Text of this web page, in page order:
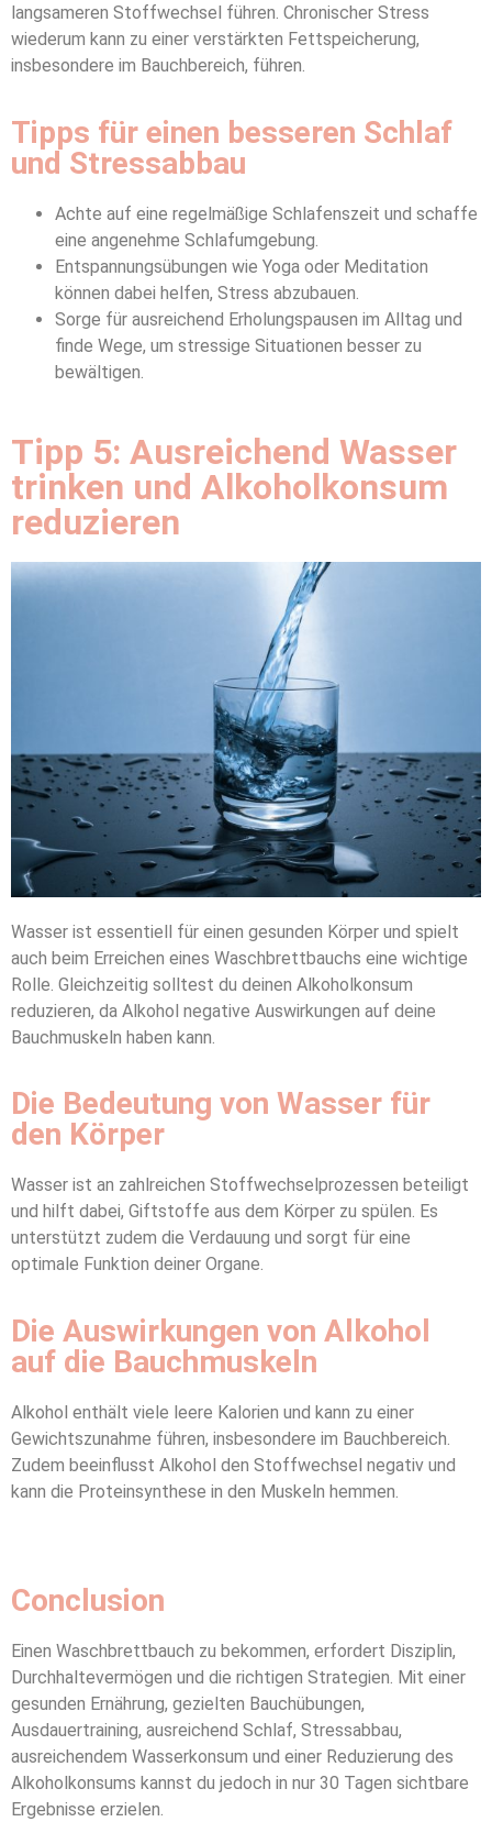
langsameren Stoffwechsel führen. Chronischer Stress
wiederum kann zu einer verstärkten Fettspeicherung,
insbesondere im Bauchbereich, führen.
Tipps für einen besseren Schlaf
und Stressabbau
Achte auf eine regelmäßige Schlafenszeit und schaffe
eine angenehme Schlafumgebung.
Entspannungsübungen wie Yoga oder Meditation
können dabei helfen, Stress abzubauen.
Sorge für ausreichend Erholungspausen im Alltag und
finde Wege, um stressige Situationen besser zu
bewältigen.
Tipp 5: Ausreichend Wasser
trinken und Alkoholkonsum
reduzieren
Wasser ist essentiell für einen gesunden Körper und spielt
auch beim Erreichen eines Waschbrettbauchs eine wichtige
Rolle. Gleichzeitig solltest du deinen Alkoholkonsum
reduzieren, da Alkohol negative Auswirkungen auf deine
Bauchmuskeln haben kann.
Die Bedeutung von Wasser für
den Körper
Wasser ist an zahlreichen Stoffwechselprozessen beteiligt
und hilft dabei, Giftstoffe aus dem Körper zu spülen. Es
unterstützt zudem die Verdauung und sorgt für eine
optimale Funktion deiner Organe.
Die Auswirkungen von Alkohol
auf die Bauchmuskeln
Alkohol enthält viele leere Kalorien und kann zu einer
Gewichtszunahme führen, insbesondere im Bauchbereich.
Zudem beeinflusst Alkohol den Stoffwechsel negativ und
kann die Proteinsynthese in den Muskeln hemmen.
Conclusion
Einen Waschbrettbauch zu bekommen, erfordert Disziplin,
Durchhaltevermögen und die richtigen Strategien. Mit einer
gesunden Ernährung, gezielten Bauchübungen,
Ausdauertraining, ausreichend Schlaf, Stressabbau,
ausreichendem Wasserkonsum und einer Reduzierung des
Alkoholkonsums kannst du jedoch in nur 30 Tagen sichtbare
Ergebnisse erzielen.